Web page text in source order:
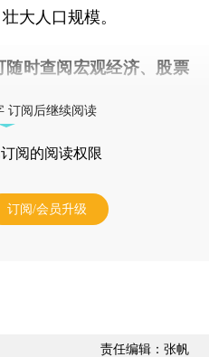
大人口规模。
随时查阅宏观经济、股票
订阅后继续阅读
阅的阅读权限
订阅/会员升级
责任编辑：张帆